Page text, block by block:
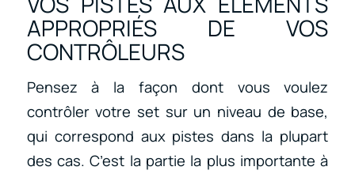
APPROPRIÉS DE VOS
CONTRÔLEURS
Pensez à la façon dont vous voulez
contrôler votre set sur un niveau de base,
qui correspond aux pistes dans la plupart
des cas. C’est la partie la plus importante à